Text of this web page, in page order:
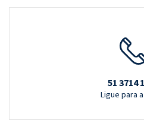
51 3714
Ligue para